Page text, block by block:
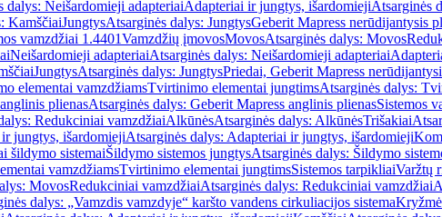
dalys: Neišardomieji adapteriaiAdapteriai ir jungtys, išardomiejiAtsarginės
KamščiaiJungtysAtsarginės dalys: JungtysGeberit Mapress nerūdijantysis
vamzdžiai 1.4401Vamzdžių įmovosMovosAtsarginės dalys: Movos
Neišardomieji adapteriaiAtsarginės dalys: Neišardomieji adapteriai
JungtysAtsarginės dalys: JungtysPriedai, Geberit Mapress
elementai vamzdžiamsTvirtinimo elementai jungtimsAtsarginės dalys:
plienasAtsarginės dalys: Geberit Mapress anglinis plienasSistemos
Redukciniai vamzdžiaiAlkūnėsAtsarginės dalys: AlkūnėsTrišakiai
jungtys, išardomiejiAtsarginės dalys: Adapteriai ir jungtys, išardomieji
šildymo sistemaiŠildymo sistemos jungtysAtsarginės dalys: Šildymo
vamzdžiamsTvirtinimo elementai jungtimsSistemos tarpikliaiVaržtų
MovosRedukciniai vamzdžiaiAtsarginės dalys: Redukciniai vamzdžiai
dalys: „Vamzdis vamzdyje“ karšto vandens cirkuliacijos sistema